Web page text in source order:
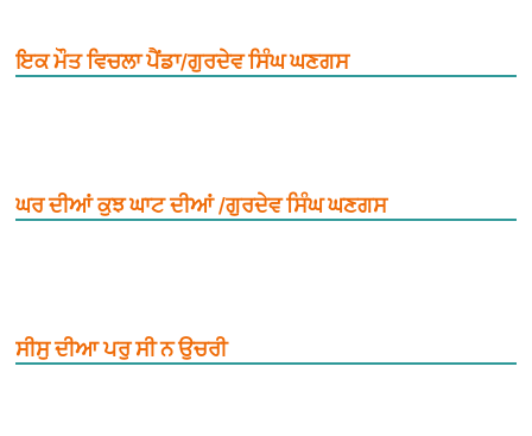
ਇਕ ਮੌਤ ਵਿਚਲਾ ਪੈਂਡਾ/ਗੁਰਦੇਵ ਸਿੰਘ ਘਣਗਸ
ਘਰ ਦੀਆਂ ਕੁਝ ਘਾਟ ਦੀਆਂ /ਗੁਰਦੇਵ ਸਿੰਘ ਘਣਗਸ
ਸੀਸੁ ਦੀਆ ਪਰੁ ਸੀ ਨ ਉਚਰੀ